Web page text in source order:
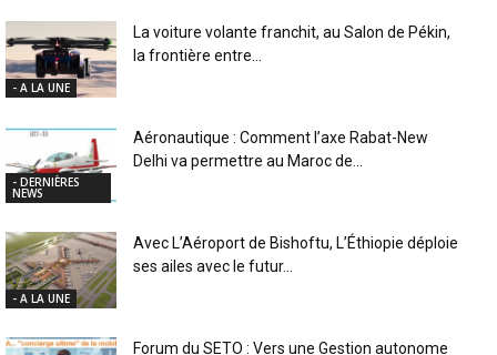
- A LA UNE
La voiture volante franchit, au Salon de Pékin,
la frontière entre...
- DERNIÈRES
NEWS
Aéronautique : Comment l’axe Rabat-New
Delhi va permettre au Maroc de...
- A LA UNE
Avec L’Aéroport de Bishoftu, L’Éthiopie déploie
ses ailes avec le futur...
Forum du SETO : Vers une Gestion autonome